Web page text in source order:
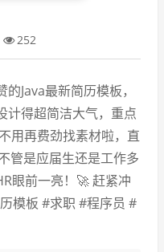
252
Java最新简历模板，
计得超简洁大气，重点
用再费劲找素材啦，直
管是应届生还是工作多
眼前一亮！🚀 赶紧冲
模板 #求职 #程序员 #